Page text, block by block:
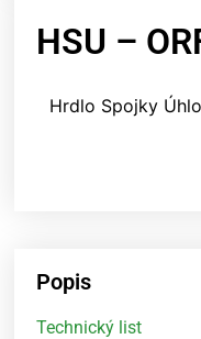
HSU –
Hrdlo Spojky
Popis
Technický list